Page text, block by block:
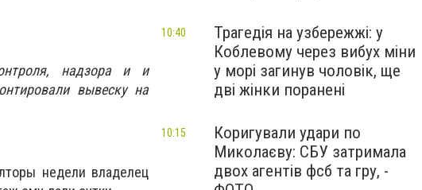
надзора и и
вывеску на
недели владелец
Трагедія на узбережжі: у
Коблевому через вибух міни
у морі загинув чоловік, ще
дві жінки поранені
10:40
Коригували удари по
Миколаєву: СБУ затримала
двох агентів фсб та гру, -
10:15